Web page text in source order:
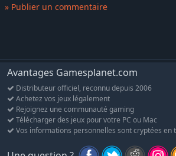
défis du jeu !
améliorer l'expérience de jeu !
Grâce aux nouvelles fonctionnalités de
peuvent choisir une difficulté (Facile,
le timing de pressions de touche et garder
l'écran !
Profitez d'une version améliorée du jeu
» Publier un commentaire
Avantages Gamesplanet.com
Distributeur officiel, reconnu depuis 2006
Achetez vos jeux légalement
Rejoignez une communauté gaming
Télécharger des jeux pour votre PC ou Mac
Vos informations personnelles sont cryptées en